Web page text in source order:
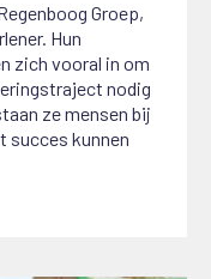
Groep,
Hun
zich vooral in om
nodig
ze mensen bij
succes kunnen